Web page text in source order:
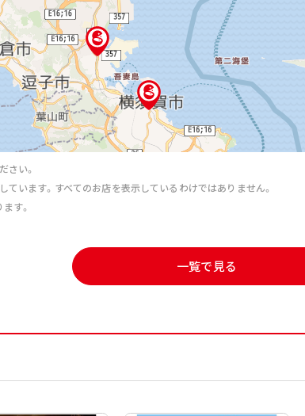
さい。
います。すべてのお店を表示しているわけではありません。
す。
一覧で見る